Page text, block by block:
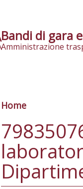
Bandi di gara
Amministrazione
Tu sei qui
Home